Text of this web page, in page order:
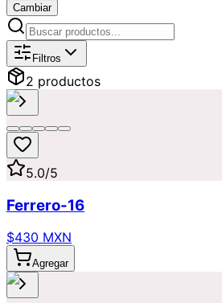
Cambiar
Catálogo deChocolates
Filtros
2 productos
5.0/5
Ferrero-16
$430 MXN
Agregar